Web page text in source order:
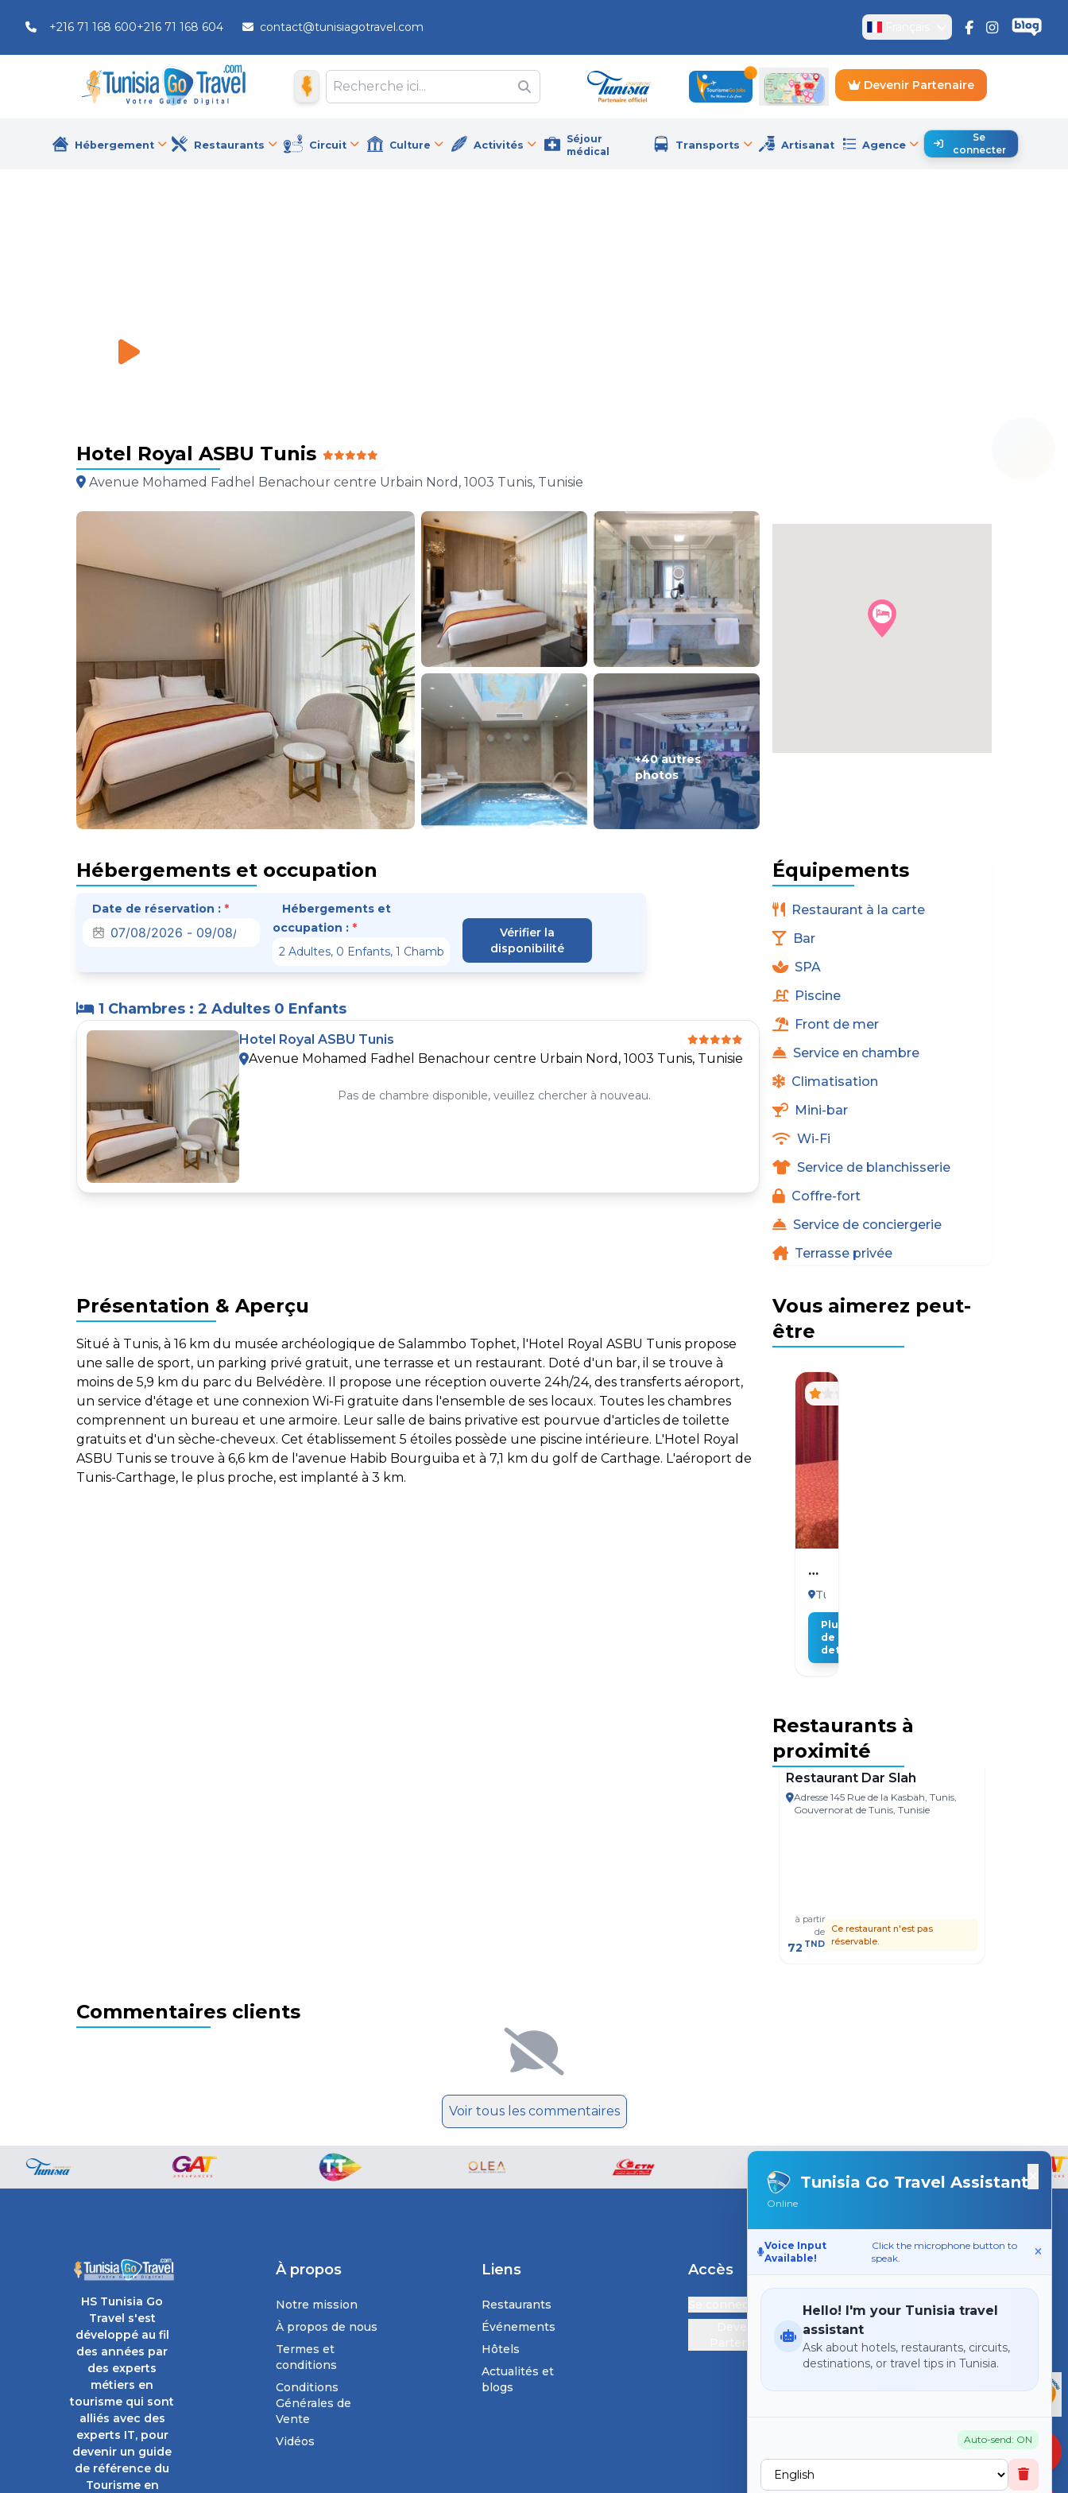
+216 71 168 600+216 71 168 604 contact@tunisiagotravel.com
Devenir Partenaire
Hébergement Restaurants Circuit Culture Activités
Séjour
médical
Transports Artisanat Agence
Se
connecter
Hotel Royal ASBU Tunis
Avenue Mohamed Fadhel Benachour centre Urbain Nord, 1003 Tunis, Tunisie
+40 autres
photos
Hébergements et occupation
Date de réservation : *
Hébergements et
occupation : *
Vérifier la
disponibilité
1 Chambres : 2 Adultes 0 Enfants
Hotel Royal ASBU Tunis
Avenue Mohamed Fadhel Benachour centre Urbain Nord, 1003 Tunis, Tunisie
Pas de chambre disponible, veuillez chercher à nouveau.
Équipements
Restaurant à la carte
Bar
SPA
Piscine
Front de mer
Service en chambre
Climatisation
Mini-bar
Wi-Fi
Service de blanchisserie
Coffre-fort
Service de conciergerie
Terrasse privée
Présentation & Aperçu
Situé à Tunis, à 16 km du musée archéologique de Salammbo Tophet, l'Hotel Royal ASBU Tunis propose
une salle de sport, un parking privé gratuit, une terrasse et un restaurant. Doté d'un bar, il se trouve à
moins de 5,9 km du parc du Belvédère. Il propose une réception ouverte 24h/24, des transferts aéroport,
un service d'étage et une connexion Wi-Fi gratuite dans l'ensemble de ses locaux. Toutes les chambres
comprennent un bureau et une armoire. Leur salle de bains privative est pourvue d'articles de toilette
gratuits et d'un sèche-cheveux. Cet établissement 5 étoiles possède une piscine intérieure. L'Hotel Royal
ASBU Tunis se trouve à 6,6 km de l'avenue Habib Bourguiba et à 7,1 km du golf de Carthage. L'aéroport de
Tunis-Carthage, le plus proche, est implanté à 3 km.
Vous aimerez peut-
être
El
Hana
Tunis
Plus
de
details
Restaurants à
proximité
Tunis
Restaurant Dar Slah
Adresse 145 Rue de la Kasbah, Tunis,
Gouvernorat de Tunis, Tunisie
à partir
de
72 TND
Ce restaurant n'est pas
réservable.
Commentaires clients
Voir tous les commentaires
Tunisia Go Travel Assistant
Online
Voice Input
Available!
Click the microphone button to
speak.
Hello! I'm your Tunisia travel
assistant
Ask about hotels, restaurants, circuits,
destinations, or travel tips in Tunisia.
Auto-send: ON
HS Tunisia Go
Travel s'est
développé au fil
des années par
des experts
métiers en
tourisme qui sont
alliés avec des
experts IT, pour
devenir un guide
de référence du
Tourisme en
À propos
Notre mission
À propos de nous
Termes et
conditions
Conditions
Générales de
Vente
Vidéos
Liens
Restaurants
Événements
Hôtels
Actualités et
blogs
Accès
Contactez-nous